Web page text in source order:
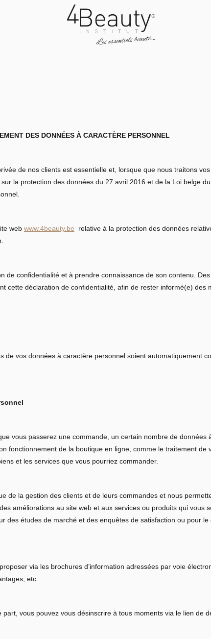
DES DONNÉES À CARACTÈRE PERSONNEL
de nos clients est essentielle et, lorsque que nous traitons
la protection des données du 27 avril 2016 et de la Loi belge
web www.4beauty.be relative à la protection des données
de confidentialité et à prendre connaissance de son contenu.
cette déclaration de confidentialité, afin de rester informé(e) des
de vos données à caractère personnel soient automatiquement
vous passerez une commande, un certain nombre de
fonctionnement de la boutique en ligne, comme le traitement
et les services que vous pourriez commander.
de la gestion des clients et de leurs commandes et nous
améliorations au site web et aux services ou produits qui vous
des études de marché et des enquêtes de satisfaction ou pour
via les brochures d’information adressées par voie
etc.
vous pouvez vous désinscrire à tous moments via le lien de